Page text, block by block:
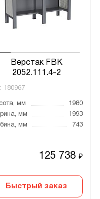
Верстак FBK
2052.111.4-2
180967
мм
1980
мм
1993
мм
743
125 738₽
Быстрый заказ
1.5 мм
3 мм
накладка 5 мм